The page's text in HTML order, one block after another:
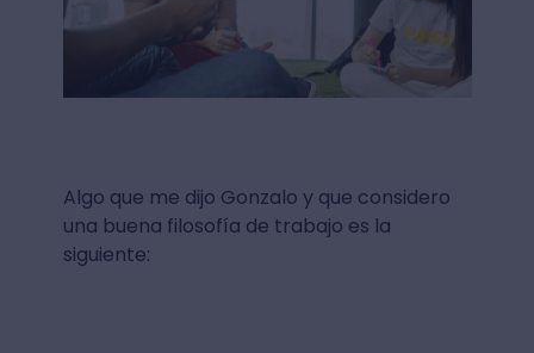
Algo que me dijo Gonzalo y que considero
una buena filosofía de trabajo es la
siguiente: